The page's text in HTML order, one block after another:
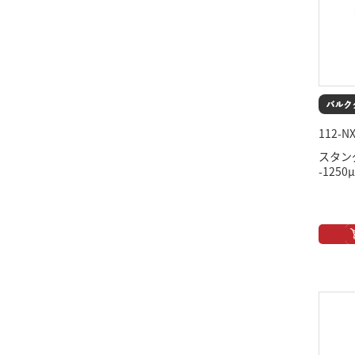
112-
スタ
-